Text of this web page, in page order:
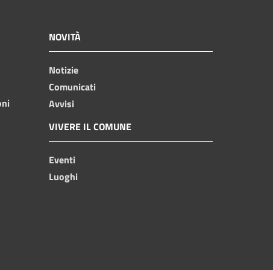
NOVITÀ
Notizie
Comunicati
Avvisi
VIVERE IL COMUNE
Eventi
Luoghi